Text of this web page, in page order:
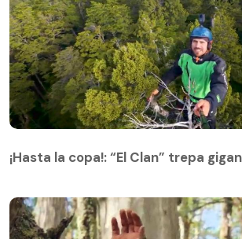
¡Hasta la copa!: “El Clan” trepa